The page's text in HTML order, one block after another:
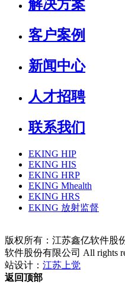
解决方案
客户案例
新闻中心
人才招聘
联系我们
EKING HIP
EKING HIS
EKING HRP
EKING Mhealth
EKING HRS
EKING 放射监督
版权所有：江苏鑫亿软件股
软件股份有限公司 All rights
站设计： 江苏上觉
返回顶部